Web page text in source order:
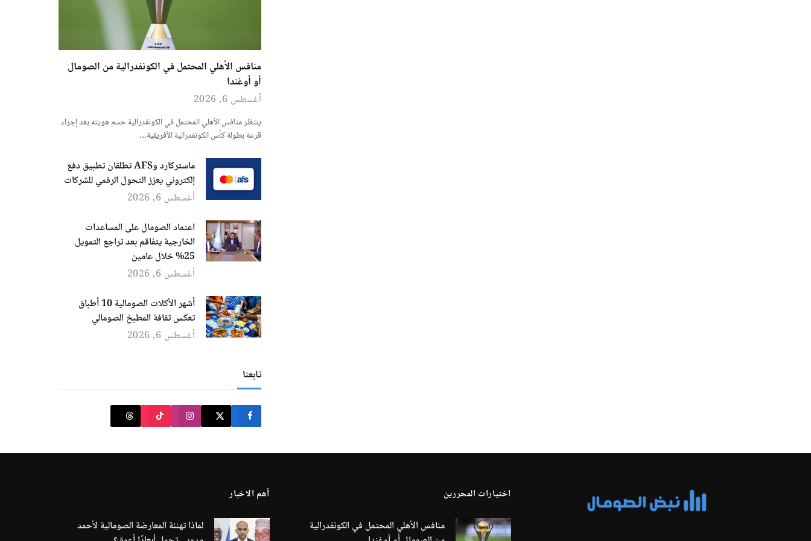
منافس الأهلي المحتمل في الكونفدرالية من الصومال
أو أوغندا
أغسطس 6, 2026
ينتظر منافس الأهلي المحتمل في الكونفدرالية حسم هويته بعد إجراء
قرعة بطولة كأس الكونفدرالية الأفريقية…
ماستركارد وAFS تطلقان تطبيق دفع
إلكتروني يعزز التحول الرقمي للشركات
أغسطس 6, 2026
اعتماد الصومال على المساعدات
الخارجية يتفاقم بعد تراجع التمويل
25% خلال عامين
أغسطس 6, 2026
أشهر الأكلات الصومالية 10 أطباق
تعكس ثقافة المطبخ الصومالي
أغسطس 6, 2026
تابعنا
اختيارات المحررين
منافس الأهلي المحتمل في الكونفدرالية
أهم الاخبار
لماذا تهنئة المعارضة الصومالية لأحمد